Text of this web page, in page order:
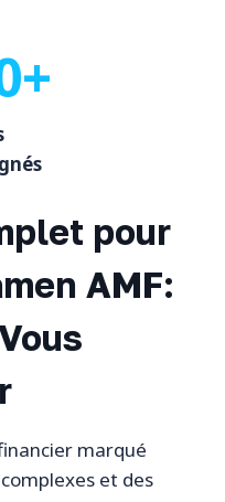
pour
AMF:
marqué
et des